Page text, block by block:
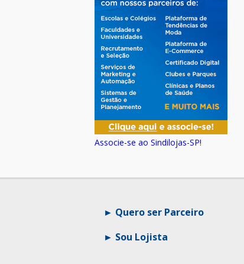
Associe-se ao Sindilojas-SP!
Quero ser Parceiro
Sou Lojista